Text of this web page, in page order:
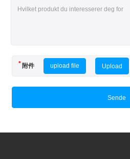
附件 upload file Upload
Sende